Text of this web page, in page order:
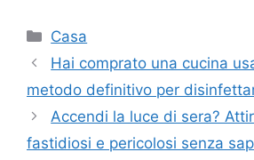
Categorie
Casa
Hai comprato una cucina
metodo definitivo per
Accendi la luce di sera?
fastidiosi e pericolosi senza